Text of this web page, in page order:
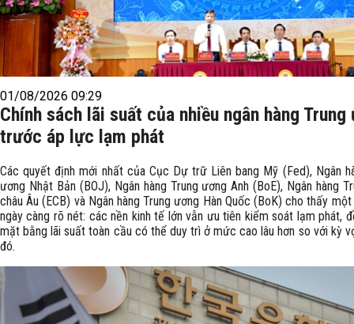
01/08/2026 09:29
Chính sách lãi suất của nhiều ngân hàng Trung
trước áp lực lạm phát
Các quyết định mới nhất của Cục Dự trữ Liên bang Mỹ (Fed), Ngân
ương Nhật Bản (BOJ), Ngân hàng Trung ương Anh (BoE), Ngân hàng
châu Âu (ECB) và Ngân hàng Trung ương Hàn Quốc (BoK) cho thấy
ngày càng rõ nét: các nền kinh tế lớn vẫn ưu tiên kiểm soát lạm phát,
mặt bằng lãi suất toàn cầu có thể duy trì ở mức cao lâu hơn so với kỳ
đó.